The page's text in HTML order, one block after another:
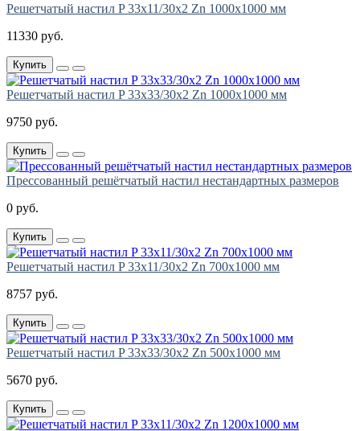
Решетчатый настил P 33х11/30х2 Zn 1000х1000 мм
11330 руб.
Купить
Решетчатый настил P 33х33/30х2 Zn 1000х1000 мм
9750 руб.
Купить
Прессованный решётчатый настил нестандартных размеров
0 руб.
Купить
Решетчатый настил P 33х11/30х2 Zn 700х1000 мм
8757 руб.
Купить
Решетчатый настил P 33х33/30х2 Zn 500х1000 мм
5670 руб.
Купить